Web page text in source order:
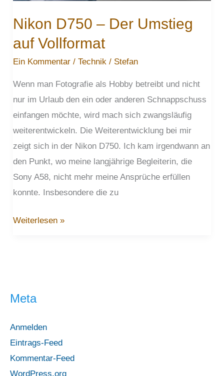
Nikon D750 – Der Umstieg
auf Vollformat
Ein Kommentar /Technik / Stefan
Wenn man Fotografie als Hobby betreibt und nicht
nur im Urlaub den ein oder anderen Schnappschuss
einfangen möchte, wird mach sich zwangsläufig
weiterentwickeln. Die Weiterentwicklung bei mir
zeigt sich in der Nikon D750. Ich kam irgendwann an
den Punkt, wo meine langjährige Begleiterin, die
Sony A58, nicht mehr meine Ansprüche erfüllen
konnte. Insbesondere die zu
Nikon
auf
Weiterlesen »
Meta
Anmelden
Eintrags-Feed
Kommentar-Feed
WordPress.org